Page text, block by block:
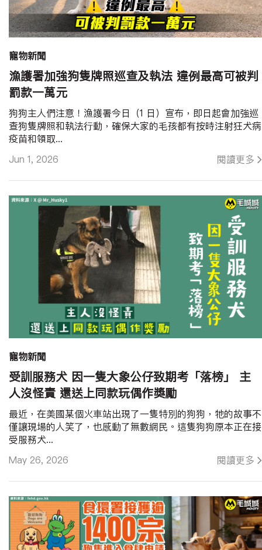
寵物新聞
漁護署加強狗隻牌照巡查及執法 違例最高可被判
罰款一萬元
Jun 1, 2026 閱讀更多
狗狗主人們注意！漁護署今日（1 日）宣布，即日起會加強巡
查狗隻牌照和執法行動，確保大家的毛孩都有按時注射狂犬病
疫苗和領取...
寵物新聞
受訓服務犬 因一隻大象公仔致期考「落榜」 主
人沒怪責 還送上同款玩偶作獎勵
May 26, 2026 閱讀更多
最近，在美國某個火車站出現了一隻特別的狗狗，牠的故事不
僅讓現場的人笑了，也感動了無數網民。這隻狗狗原本正在接
受服務犬...